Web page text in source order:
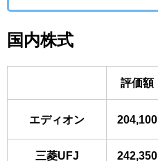
国内株式
評価額
エディオン 204,100
三菱UFJ 242,350